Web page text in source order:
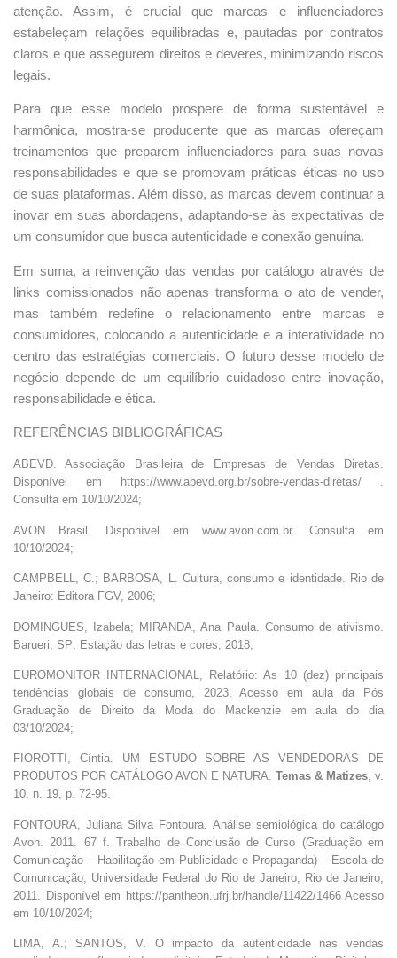
atenção. Assim, é crucial que marcas e influenciadores
estabeleçam relações equilibradas e, pautadas por contratos
claros e que assegurem direitos e deveres, minimizando riscos
legais.
Para que esse modelo prospere de forma sustentável e
harmônica, mostra-se producente que as marcas ofereçam
treinamentos que preparem influenciadores para suas novas
responsabilidades e que se promovam práticas éticas no uso
de suas plataformas. Além disso, as marcas devem continuar a
inovar em suas abordagens, adaptando-se às expectativas de
um consumidor que busca autenticidade e conexão genuína.
Em suma, a reinvenção das vendas por catálogo através de
links comissionados não apenas transforma o ato de vender,
mas também redefine o relacionamento entre marcas e
consumidores, colocando a autenticidade e a interatividade no
centro das estratégias comerciais. O futuro desse modelo de
negócio depende de um equilíbrio cuidadoso entre inovação,
responsabilidade e ética.
REFERÊNCIAS BIBLIOGRÁFICAS
ABEVD. Associação Brasileira de Empresas de Vendas Diretas.
Disponível em https://www.abevd.org.br/sobre-vendas-diretas/ .
Consulta em 10/10/2024;
AVON Brasil. Disponível em www.avon.com.br. Consulta em
10/10/2024;
CAMPBELL, C.; BARBOSA, L. Cultura, consumo e identidade. Rio de
Janeiro: Editora FGV, 2006;
DOMINGUES, Izabela; MIRANDA, Ana Paula. Consumo de ativismo.
Barueri, SP: Estação das letras e cores, 2018;
EUROMONITOR INTERNACIONAL, Relatório: As 10 (dez) principais
tendências globais de consumo, 2023, Acesso em aula da Pós
Graduação de Direito da Moda do Mackenzie em aula do dia
03/10/2024;
FIOROTTI, Cíntia. UM ESTUDO SOBRE AS VENDEDORAS DE
PRODUTOS POR CATÁLOGO AVON E NATURA. Temas & Matizes, v.
10, n. 19, p. 72-95.
FONTOURA, Juliana Silva Fontoura. Análise semiológica do catálogo
Avon. 2011. 67 f. Trabalho de Conclusão de Curso (Graduação em
Comunicação – Habilitação em Publicidade e Propaganda) – Escola de
Comunicação, Universidade Federal do Rio de Janeiro, Rio de Janeiro,
2011. Disponível em https://pantheon.ufrj.br/handle/11422/1466 Acesso
em 10/10/2024;
LIMA, A.; SANTOS, V. O impacto da autenticidade nas vendas